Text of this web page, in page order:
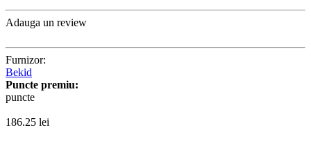
Adauga un review
Furnizor:
Bekid
Puncte premiu:
puncte
186.25 lei